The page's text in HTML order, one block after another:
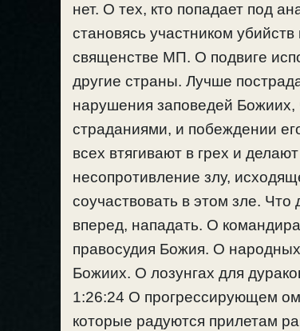
нет. О тех, кто попадает под
становясь участником
священстве МП. О подвиге
другие страны. Лучше
нарушения заповедей Божиих,
страданиями, и побеждении
всех втягивают в грех и
несопротивление злу,
соучаствовать в этом зле.
вперед, нападать. О
правосудия Божия. О
Божиих. О лозунгах для
1:26:24 О прогрессирующем
которые радуются прилетам